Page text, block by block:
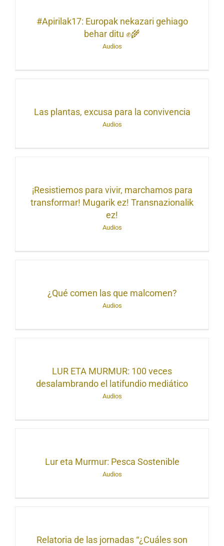
#Apirilak17: Europak nekazari gehiago
behar ditu ✊🌾
Audios
Las plantas, excusa para la convivencia
Audios
¡Resistiemos para vivir, marchamos para
transformar! Mugarik ez! Transnazionalik
ez!
Audios
¿Qué comen las que malcomen?
Audios
LUR ETA MURMUR: 100 veces
desalambrando el latifundio mediático
Audios
Lur eta Murmur: Pesca Sostenible
Audios
Relatoria de las jornadas “¿Cuáles son